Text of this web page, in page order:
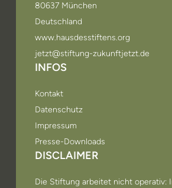
80637 München
Deutschland
www.hausdesstiftens.org
jetzt@stiftung-zukunftjetzt.de
INFOS
Kontakt
Datenschutz
Impressum
Presse-Downloads
DISCLAIMER
Die Stiftung arbeitet nicht operativ: